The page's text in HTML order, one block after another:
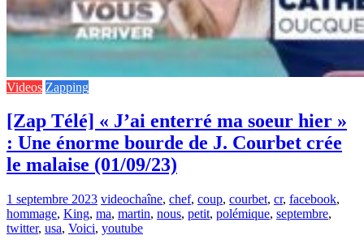
Videos Zapping
[Zap Télé] « J’ai enterré ma soeur hier »
: Une énorme bourde de J. Courbet crée
le malaise (01/09/23)
1 septembre 2023 videochaîne, chef, coup, courbet, cr, facebook,
hommage, King, ma, martin, nous, petit, polémique, septembre,
twitter, usa, Voici, youtube